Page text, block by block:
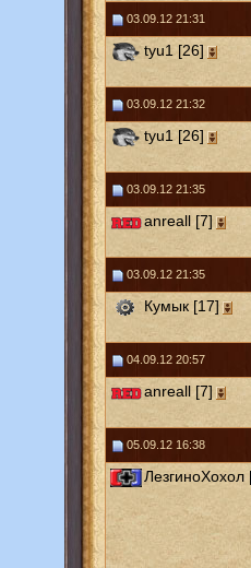
03.09.12 21:31
tyu1 [26]
03.09.12 21:32
tyu1 [26]
03.09.12 21:35
anreall [7]
03.09.12 21:35
Кумык [17]
04.09.12 20:57
anreall [7]
05.09.12 16:38
ЛезгиноХохол